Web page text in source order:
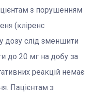
з порушенням
(кліренс
дозу слід зменшити
до 20 мг на добу за
реакцій немає
Пацієнтам з